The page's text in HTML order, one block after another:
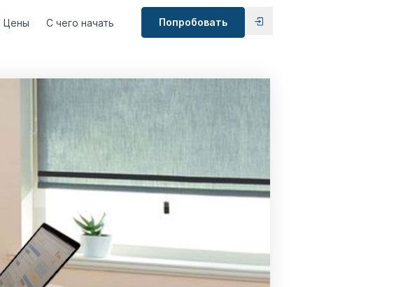
Цены С чего начать Попробовать